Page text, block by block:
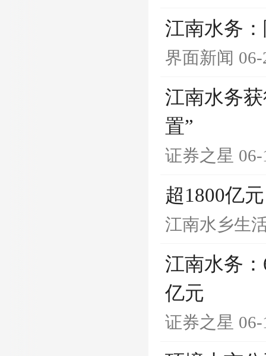
江南水务
界面新闻
江南水务
置”
证券之星
超1800亿
江南水乡生
江南水务
亿元
证券之星